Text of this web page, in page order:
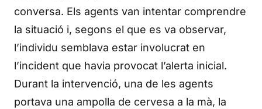
conversa. Els agents van intentar comprendre
la situació i, segons el que es va observar,
l’individu semblava estar involucrat en
l’incident que havia provocat l’alerta inicial.
Durant la intervenció, una de les agents
portava una ampolla de cervesa a la mà, la